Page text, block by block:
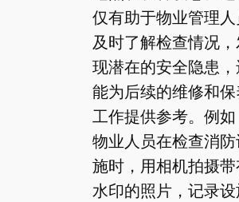
仅有助于物业管理人
及时了解检查情况，
现潜在的安全隐患，
能为后续的维修和保
工作提供参考。例如
物业人员在检查消防
施时，用相机拍摄带
水印的照片，记录设